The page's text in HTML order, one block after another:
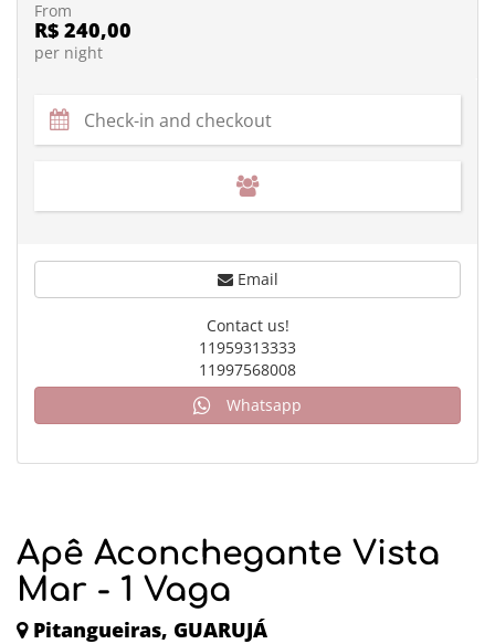
Apê Aconchegante Vista
Mar - 1 Vaga
Pitangueiras, GUARUJÁ
From
R$ 240,00
per night
Email
Contact us!
11959313333
11997568008
Whatsapp